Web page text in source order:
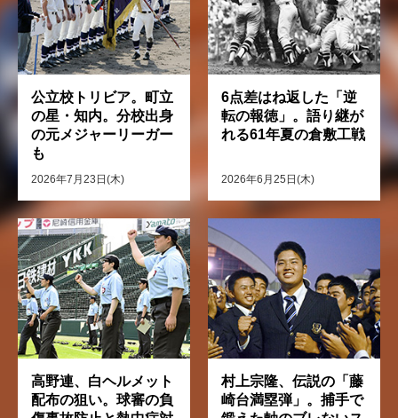
公立校トリビア。町立
の星・知内。分校出身
の元メジャーリーガー
も
2026年7月23日(木)
6点差はね返した「逆
転の報徳」。語り継が
れる61年夏の倉敷工戦
2026年6月25日(木)
高野連、白ヘルメット
配布の狙い。球審の負
村上宗隆、伝説の「藤
崎台満塁弾」。捕手で